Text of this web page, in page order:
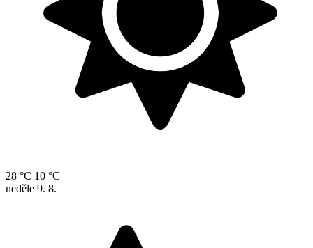
28 °C 10 °C
neděle 9. 8.